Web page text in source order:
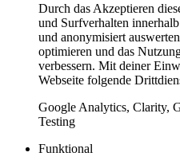
Durch das Akzeptieren
und Surfverhalten
und anonymisiert
optimieren und das
verbessern. Mit deiner
Webseite folgende
Google Analytics, Clarity,
Testing
Funktional